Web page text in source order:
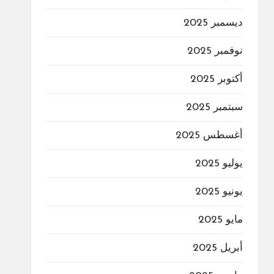
ديسمبر 2025
نوفمبر 2025
أكتوبر 2025
سبتمبر 2025
أغسطس 2025
يوليو 2025
يونيو 2025
مايو 2025
أبريل 2025